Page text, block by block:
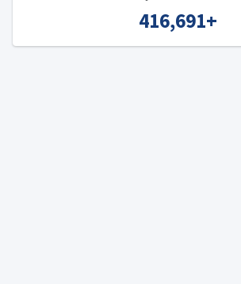
416,691+